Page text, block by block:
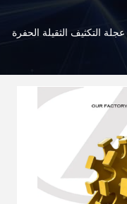
عجلة التكثيف الثقيلة الحفرة